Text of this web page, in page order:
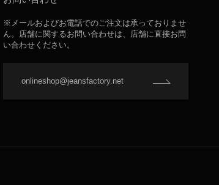
※メールおよびお電話でのご注文は承っておりませ
ん。店舗に関するお問い合わせは、店舗に直接お問
い合わせください。
onlineshop@jeansfactory.net